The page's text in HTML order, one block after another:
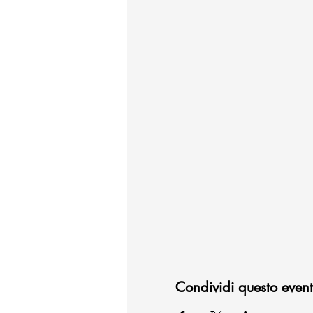
Condividi questo